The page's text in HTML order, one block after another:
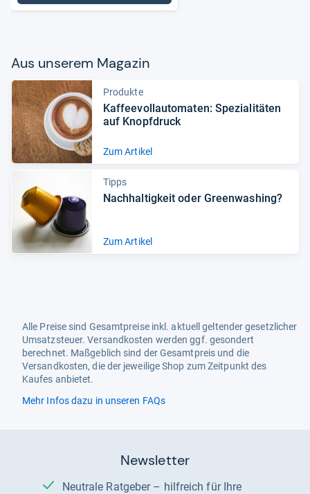
Aus unse­rem Maga­zin
Produkte
Kaf­fee­voll­au­to­ma­ten: Spe­zia­li­tä­ten
auf Knopf­druck
Zum Artikel
Tipps
Nach­hal­tig­keit oder Green­wa­shing?
Zum Artikel
Alle Preise sind Gesamtpreise inkl. aktuell geltender gesetzlicher
Umsatzsteuer. Versandkosten werden ggf. gesondert
berechnet. Maßgeblich sind der Gesamtpreis und die
Versandkosten, die der jeweilige Shop zum Zeitpunkt des
Kaufes anbietet.
Mehr Infos dazu in unseren FAQs
Newsletter
Neutrale Ratgeber – hilfreich für Ihre